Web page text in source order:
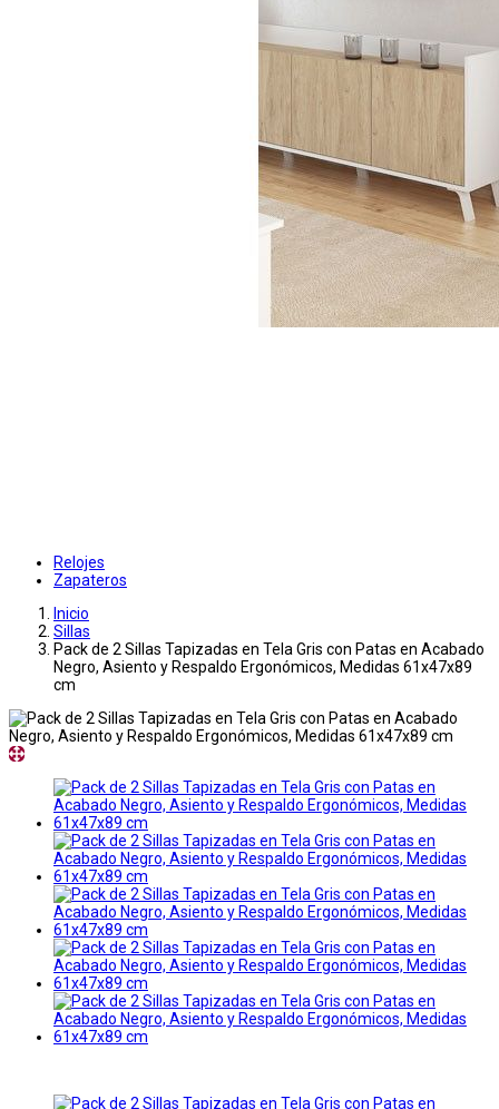
Relojes
Zapateros
Inicio
Sillas
Pack de 2 Sillas Tapizadas en Tela Gris con Patas en Acabado
Negro, Asiento y Respaldo Ergonómicos, Medidas 61x47x89
cm